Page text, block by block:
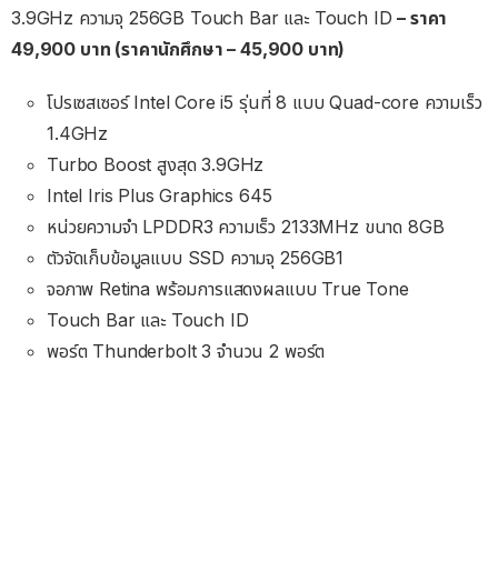
3.9GHz ความจุ 256GB Touch Bar และ Touch ID– ราคา
49,900 บาท (ราคานักศึกษา – 45,900 บาท)
โปรเซสเซอร์ Intel Core i5 รุ่นที่ 8 แบบ Quad-core ความเร็ว
1.4GHz
Turbo Boost สูงสุด 3.9GHz
Intel Iris Plus Graphics 645
หน่วยความจำ LPDDR3 ความเร็ว 2133MHz ขนาด 8GB
ตัวจัดเก็บข้อมูลแบบ SSD ความจุ 256GB1
จอภาพ Retina พร้อมการแสดงผลแบบ True Tone
Touch Bar และ Touch ID
พอร์ต Thunderbolt 3 จำนวน 2 พอร์ต